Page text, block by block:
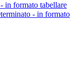
in formato tabellare
- in formato